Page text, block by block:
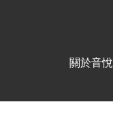
關於音悅